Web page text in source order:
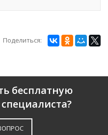
Поделиться:
бесплатную